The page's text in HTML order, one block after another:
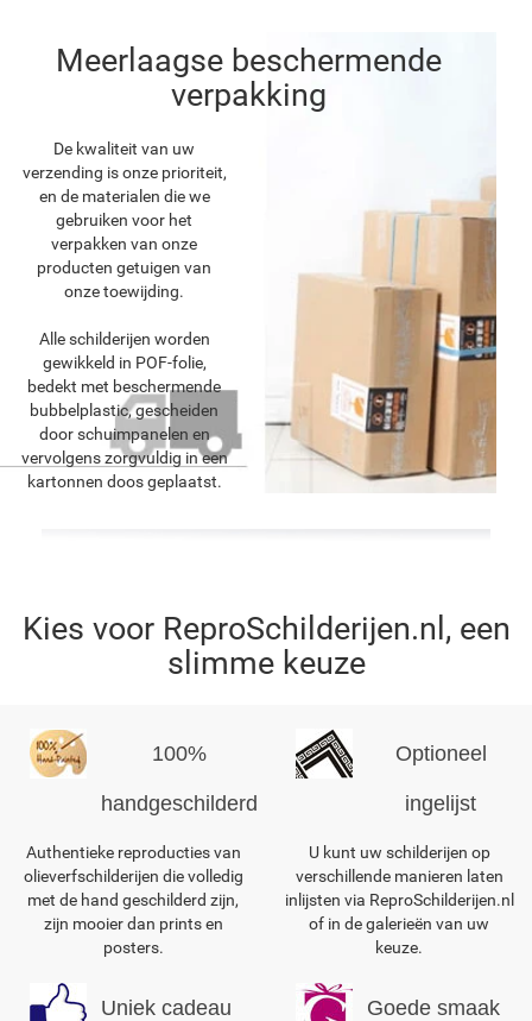
Meerlaagse beschermende
verpakking
De kwaliteit van uw
verzending is onze prioriteit,
en de materialen die we
gebruiken voor het
verpakken van onze
producten getuigen van
onze toewijding.
Alle schilderijen worden
gewikkeld in POF-folie,
bedekt met beschermende
bubbelplastic, gescheiden
door schuimpanelen en
vervolgens zorgvuldig in een
kartonnen doos geplaatst.
Kies voor ReproSchilderijen.nl, een
slimme keuze
100%
handgeschilderd
Authentieke reproducties van
olieverfschilderijen die volledig
met de hand geschilderd zijn,
zijn mooier dan prints en
posters.
Optioneel
ingelijst
U kunt uw schilderijen op
verschillende manieren laten
inlijsten via ReproSchilderijen.nl
of in de galerieën van uw
keuze.
Uniek cadeau Goede smaak